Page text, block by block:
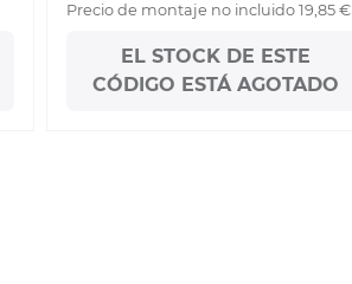
Precio de montaje no incluido 19,85 €
EL STOCK DE ESTE
CÓDIGO ESTÁ AGOTADO